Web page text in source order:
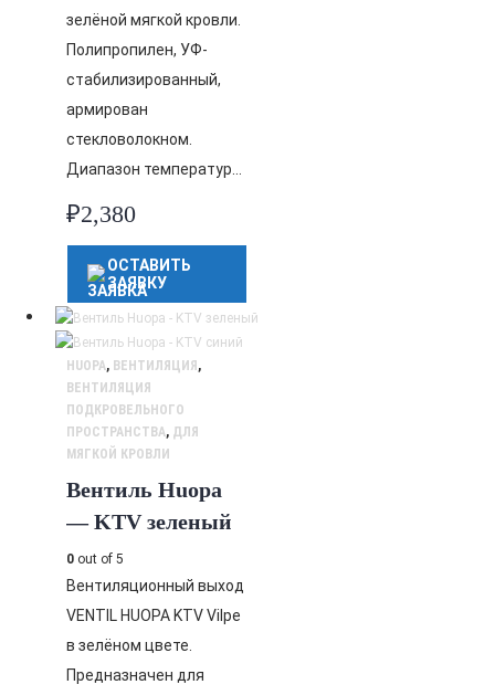
зелёной мягкой кровли.
Полипропилен, УФ-
стабилизированный,
армирован
стекловолокном.
Диапазон температур…
₽2,380
ОСТАВИТЬ
ЗАЯВКУ
HUOPA, ВЕНТИЛЯЦИЯ ,
ВЕНТИЛЯЦИЯ
ПОДКРОВЕЛЬНОГО
ПРОСТРАНСТВА, ДЛЯ
МЯГКОЙ КРОВЛИ
Вентиль Huopa
— KTV зеленый
0 out of 5
Вентиляционный выход
VENTIL HUOPA KTV Vilpe
в зелёном цвете.
Предназначен для